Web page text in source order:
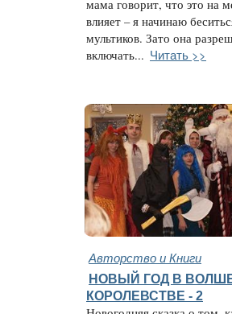
мама говорит, что это на
влияет – я начинаю
мультиков. Зато она
включать... Читать >>
Авторство и Книги
НОВЫЙ ГОД В
КОРОЛЕВСТВЕ - 2